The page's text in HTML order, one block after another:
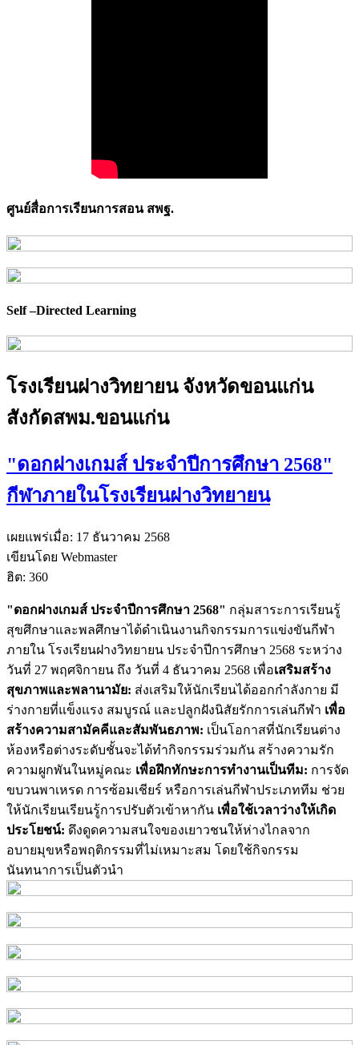
ศูนย์สื่อการเรียนการสอน สพฐ.
Self –Directed Learning
โรงเรียนฝางวิทยายน จังหวัดขอนแก่น
สังกัดสพม.ขอนแก่น
"ดอกฝางเกมส์ ประจำปีการศึกษา 2568"
กีฬาภายในโรงเรียนฝางวิทยายน
เผยแพร่เมื่อ: 17 ธันวาคม 2568
เขียนโดย Webmaster
ฮิต: 360
"ดอกฝางเกมส์ ประจำปีการศึกษา 2568" กลุ่มสาระการเรียนรู้
สุขศึกษาและพลศึกษาได้ดำเนินงานกิจกรรมการแข่งขันกีฬา
ภายใน โรงเรียนฝางวิทยายน ประจำปีการศึกษา 2568 ระหว่าง
วันที่ 27 พฤศจิกายน ถึง วันที่ 4 ธันวาคม 2568 เพื่อเสริมสร้าง
สุขภาพและพลานามัย: ส่งเสริมให้นักเรียนได้ออกกำลังกาย มี
ร่างกายที่แข็งแรง สมบูรณ์ และปลูกฝังนิสัยรักการเล่นกีฬา เพื่อ
สร้างความสามัคคีและสัมพันธภาพ: เป็นโอกาสที่นักเรียนต่าง
ห้องหรือต่างระดับชั้นจะได้ทำกิจกรรมร่วมกัน สร้างความรัก
ความผูกพันในหมู่คณะ เพื่อฝึกทักษะการทำงานเป็นทีม: การจัด
ขบวนพาเหรด การซ้อมเชียร์ หรือการเล่นกีฬาประเภททีม ช่วย
ให้นักเรียนเรียนรู้การปรับตัวเข้าหากัน เพื่อใช้เวลาว่างให้เกิด
ประโยชน์: ดึงดูดความสนใจของเยาวชนให้ห่างไกลจาก
อบายมุขหรือพฤติกรรมที่ไม่เหมาะสม โดยใช้กิจกรรม
นันทนาการเป็นตัวนำ